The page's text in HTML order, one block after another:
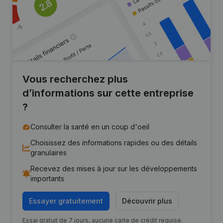
Vous recherchez plus
d’informations sur cette entreprise
?
Consulter la santé en un coup d'oeil
Choisissez des informations rapides ou des détails
granulaires
Recevez des mises à jour sur les développements
importants
Essayer gratuitement Découvrir plus
Essai gratuit de 7 jours, aucune carte de crédit requise.